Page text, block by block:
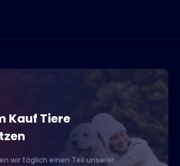
Kauf Tiere
wir täglich einen Teil unserer